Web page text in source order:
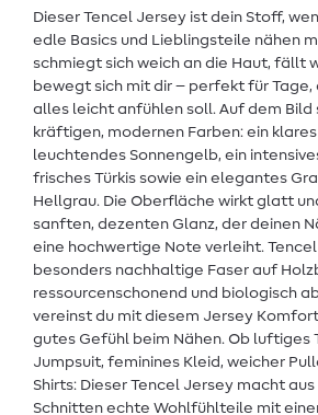
Dieser Tencel Jersey ist dein Stoff,
edle Basics und Lieblingsteile nähen
schmiegt sich weich an die Haut, fällt
bewegt sich mit dir – perfekt für Tage,
alles leicht anfühlen soll. Auf dem Bild
kräftigen, modernen Farben: ein
leuchtendes Sonnengelb, ein
frisches Türkis sowie ein elegantes
Hellgrau. Die Oberfläche wirkt glatt
sanften, dezenten Glanz, der deinen
eine hochwertige Note verleiht.
besonders nachhaltige Faser auf
ressourcenschonend und biologisch
vereinst du mit diesem Jersey
gutes Gefühl beim Nähen. Ob luftiges
Jumpsuit, feminines Kleid, weicher
Shirts: Dieser Tencel Jersey macht
Schnitten echte Wohlfühlteile mit